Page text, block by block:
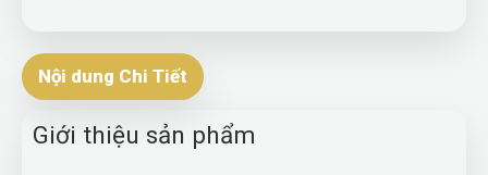
Nội dung Chi Tiết
Giới thiệu sản phẩm